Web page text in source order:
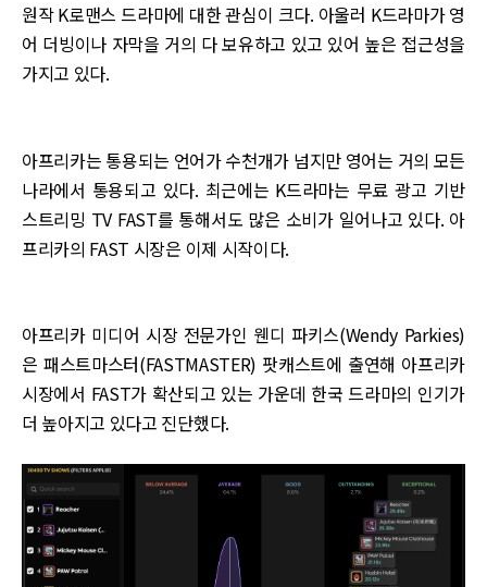
원작 K로맨스 드라마에 대한 관심이 크다. 아울러 K드라마가 영
어 더빙이나 자막을 거의 다 보유하고 있고 있어 높은 접근성을
가지고 있다.
아프리카는 통용되는 언어가 수천개가 넘지만 영어는 거의 모든
나라에서 통용되고 있다. 최근에는 K드라마는 무료 광고 기반
스트리밍 TV FAST를 통해서도 많은 소비가 일어나고 있다. 아
프리카의 FAST 시장은 이제 시작이다.
아프리카 미디어 시장 전문가인 웬디 파키스(Wendy Parkies)
은 패스트마스터(FASTMASTER) 팟캐스트에 출연해 아프리카
시장에서 FAST가 확산되고 있는 가운데 한국 드라마의 인기가
더 높아지고 있다고 진단했다.